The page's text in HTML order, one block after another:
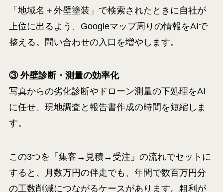
「地域名＋外壁塗装」で検索されたときに自社が
上位に出るよう、Googleマップ周りの情報をAIで
整える。問い合わせの入口を増やします。
③ 外壁診断・測量の効率化
写真からの劣化診断やドローン測量の下処理をAI
に任せ、現地調査と報告書作成の時間を短縮しま
す。
この3つを「集客→見積→受注」の流れでセットに
すると、月数万円の伴走でも、年間で数百万円分
の工数削減につながるケースがあります。粗利が